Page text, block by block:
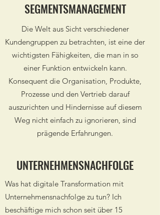
SEGMENTSMANAGEMENT
Die Welt aus Sicht verschiedener
Kundengruppen zu betrachten, ist eine der
wichtigsten Fähigkeiten, die man in so
einer Funktion entwickeln kann.
Konsequent die Organisation, Produkte,
Prozesse und den Vertrieb darauf
auszurichten und Hindernisse auf diesem
Weg nicht einfach zu ignorieren, sind
prägende Erfahrungen.
UNTERNEHMENSNACHFOLGE
Was hat digitale Transformation mit
Unternehmensnachfolge zu tun? Ich
beschäftige mich schon seit über 15